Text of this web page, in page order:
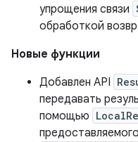
упрощения связи
обработкой
Новые функции
Добавлен API
передавать
помощью